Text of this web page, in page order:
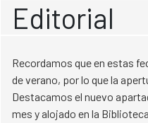
Editorial
Recordamos que en estas
de verano, por lo que la
Destacamos el nuevo
mes y alojado en la